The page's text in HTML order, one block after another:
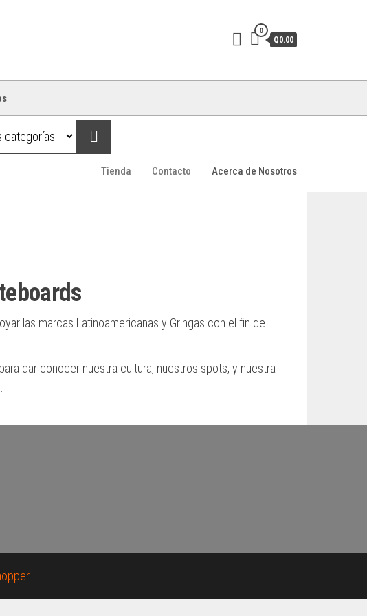
0
Q0.00
Tienda Contacto Acerca de Nosotros
las marcas Latinoamericanas y Gringas con el fin de
dar conocer nuestra cultura, nuestros spots, y nuestra